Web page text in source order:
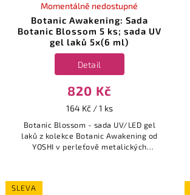
Botanic Awakening: Sada
Botanic Blossom 5 ks; sada UV
gel laků 5x(6 ml)
Momentálně nedostupné
820 Kč
164 Kč / 1 ks
Detail
Botanic Blossom - sada UV/LED gel
laků z kolekce Botanic Awakening od
YOSHI v perleťově metalických
SLEVA